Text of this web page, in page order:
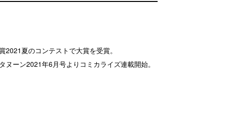
2021夏のコンテストで大賞を受賞。
ヌーン2021年6月号よりコミカライズ連載開始。